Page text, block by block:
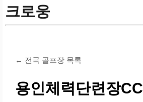
크로웅
← 전국 골프장 목록
용인체력단련장CC